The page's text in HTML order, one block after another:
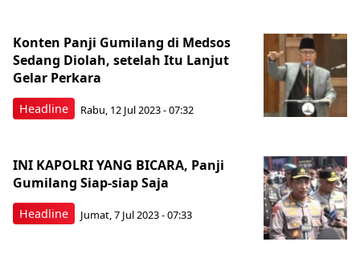
Headline
Konten Panji Gumilang di Medsos
Sedang Diolah, setelah Itu Lanjut
Gelar Perkara
Rabu, 12 Jul 2023 - 07:32
Headline
INI KAPOLRI YANG BICARA, Panji
Gumilang Siap-siap Saja
Jumat, 7 Jul 2023 - 07:33